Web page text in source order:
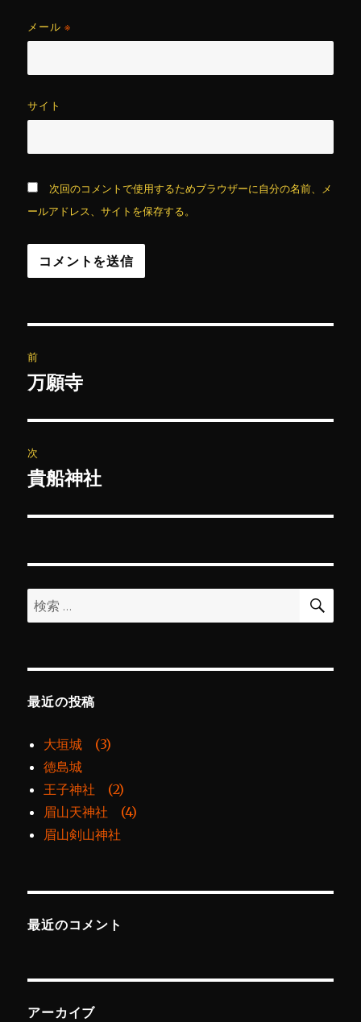
メール※
サイト
次回のコメントで使用するためブラウザーに自分の名前、メ
ールアドレス、サイトを保存する。
稿
ビ
ゲ
ー
ン
前
前
投
稿:
万願寺
次
次
投
貴船神社
検
索:
検
最近の投稿
大垣城 (3)
徳島城
王子神社 (2)
眉山天神社 (4)
眉山剣山神社
最近のコメント
アーカイブ